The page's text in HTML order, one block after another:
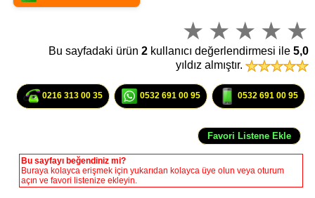
Bu sayfadaki ürün2 kullanıcı değerlendirmesi ile5,0
yıldız almıştır.
0216 313 00 35 0532 691 00 95 0532 691 00 95
Bu sayfayı beğendiniz mi?
Buraya kolayca erişmek için yukarıdan kolayca üye olun veya oturum
açın ve favori listenize ekleyin.